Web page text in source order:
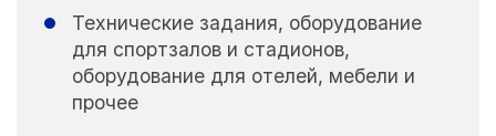
Технические задания, оборудование
для спортзалов и стадионов,
оборудование для отелей, мебели и
прочее